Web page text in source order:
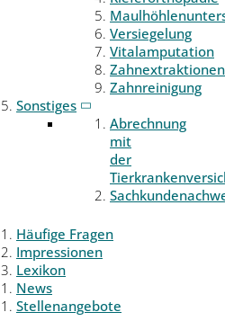
Versiegelung
Vitalamputation
Zahnextraktionen
Zahnreinigung
Sonstiges
Abrechnung
mit
der
Häufige Fragen
Impressionen
Lexikon
News
Stellenangebote